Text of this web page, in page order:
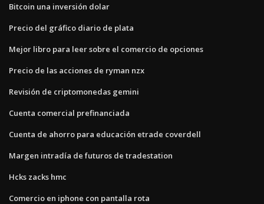
Bitcoin una inversión dolar
Precio del gráfico diario de plata
Mejor libro para leer sobre el comercio de opciones
Precio de las acciones de ryman nzx
Revisión de criptomonedas gemini
Cuenta comercial prefinanciada
Cuenta de ahorro para educación etrade coverdell
Margen intradía de futuros de tradestation
Hcks zacks hmc
Comercio en iphone con pantalla rota